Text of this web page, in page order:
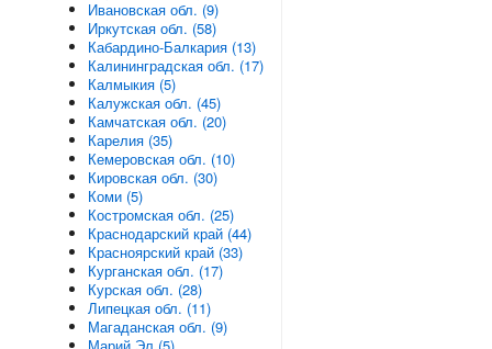
Ивановская обл. (9)
Иркутская обл. (58)
Кабардино-Балкария (13)
Калининградская обл. (17)
Калмыкия (5)
Калужская обл. (45)
Камчатская обл. (20)
Карелия (35)
Кемеровская обл. (10)
Кировская обл. (30)
Коми (5)
Костромская обл. (25)
Краснодарский край (44)
Красноярский край (33)
Курганская обл. (17)
Курская обл. (28)
Липецкая обл. (11)
Магаданская обл. (9)